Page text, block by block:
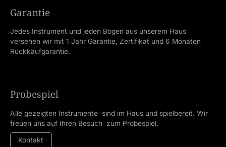
Garantie
Jedes Instrument und jeden Bogen aus unserem Haus
versehen wir mit 1 Jahr Garantie, Zertifikat und 6 Monaten
Rückkaufgarantie.
Probespiel
Alle gezeigten Instrumente sind im Haus und spielbereit. Wir
freuen uns auf Ihren Besuch zum Probespiel.
Kontakt